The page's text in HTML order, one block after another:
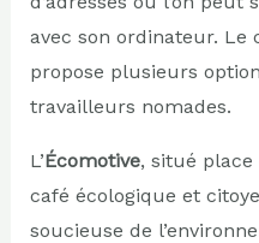
avec son ordinateur.
propose plusieurs
travailleurs nomades.
L’Écomotive, situé place
café écologique et
soucieuse de